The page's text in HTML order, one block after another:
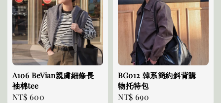
A106 BeVian親膚細條長
袖棉tee
Regular
NT$ 600
BG012 韓系簡約斜背購
物托特包
Regular
NT$ 690